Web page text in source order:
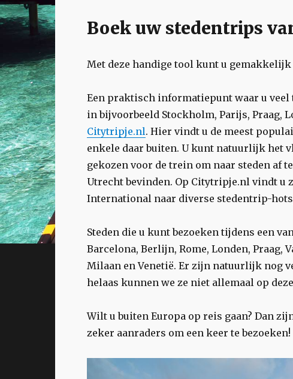
Boek uw stedentrips
Met deze handige tool kunt u
Een praktisch informatiepunt waar u
in bijvoorbeeld Stockholm, Parijs, Praag,
Citytripje.nl. Hier vindt u de meest
enkele daar buiten. U kunt natuurlijk het
gekozen voor de trein om naar steden af
Utrecht bevinden. Op Citytripje.nl vindt u
International naar diverse stedentrip-
Steden die u kunt bezoeken tijdens een
Barcelona, Berlijn, Rome, Londen, Praag,
Milaan en Venetië. Er zijn natuurlijk nog
helaas kunnen we ze niet allemaal op
Wilt u buiten Europa op reis gaan? Dan
zeker aanraders om een keer te bezoeken!